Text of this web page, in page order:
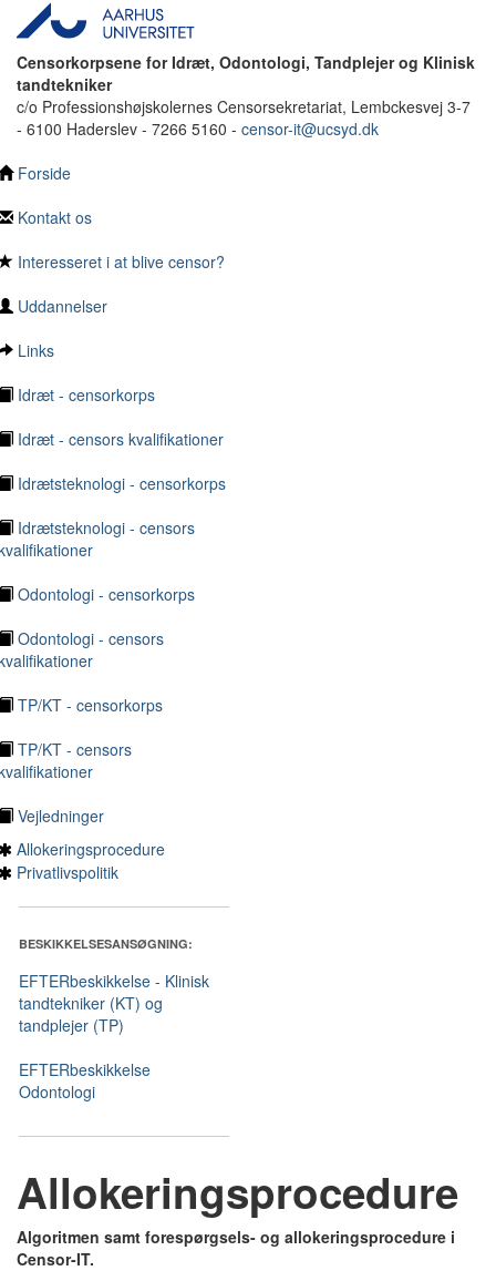
Censorkorpsene for Idræt, Odontologi, Tandplejer og Klinisk
tandtekniker
c/o Professionshøjskolernes Censorsekretariat, Lembckesvej 3-7
- 6100 Haderslev - 7266 5160 - censor-it@ucsyd.dk
Forside
Kontakt os
Interesseret i at blive censor?
Uddannelser
Links
Idræt - censorkorps
Idræt - censors kvalifikationer
Idrætsteknologi - censorkorps
Idrætsteknologi - censors
Odontologi - censorkorps
Odontologi - censors
TP/KT - censorkorps
TP/KT - censors
Vejledninger
Allokeringsprocedure
Privatlivspolitik
BESKIKKELSESANSØGNING:
EFTERbeskikkelse - Klinisk
tandtekniker (KT) og
tandplejer (TP)
EFTERbeskikkelse
Odontologi
Allokeringsprocedure
Algoritmen samt forespørgsels- og allokeringsprocedure i
Censor-IT.